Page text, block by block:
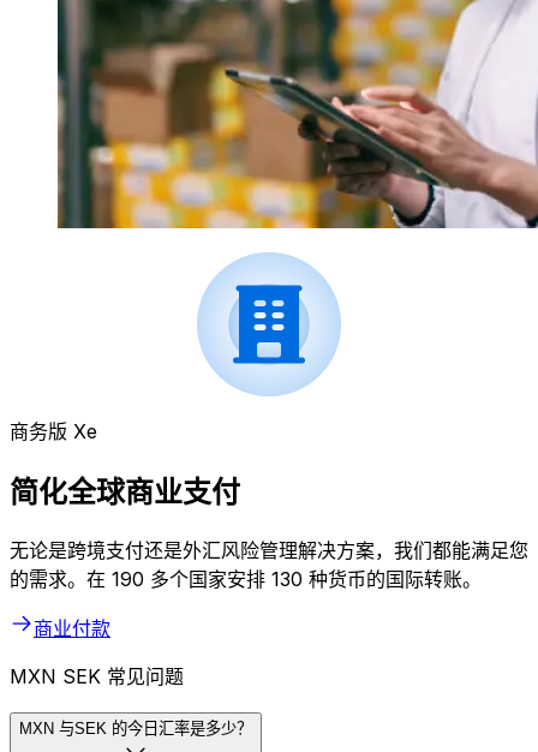
商务版 Xe
简化全球商业支付
无论是跨境支付还是外汇风险管理解决方案，我们都能满足您
的需求。在 190 多个国家安排 130 种货币的国际转账。
商业付款
MXN SEK 常见问题
MXN 与SEK 的今日汇率是多少？